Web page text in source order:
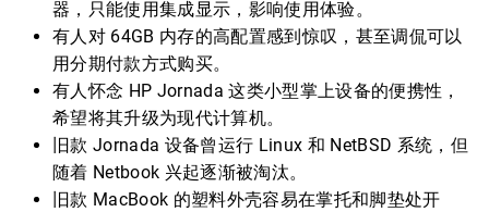
器，只能使用集成显示，影响使用体验。
有人对 64GB 内存的高配置感到惊叹，甚至调侃可以
用分期付款方式购买。
有人怀念 HP Jornada 这类小型掌上设备的便携性，
希望将其升级为现代计算机。
旧款 Jornada 设备曾运行 Linux 和 NetBSD 系统，但
随着 Netbook 兴起逐渐被淘汰。
旧款 MacBook 的塑料外壳容易在掌托和脚垫处开